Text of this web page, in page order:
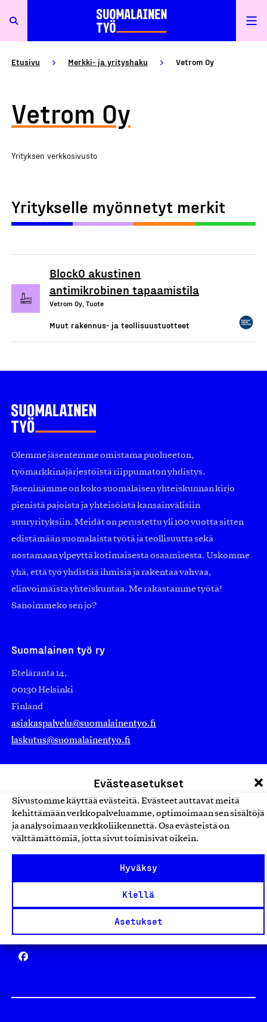
Evästeasetukset
Sivustomme käyttää evästeitä. Evästeet auttavat meitä
kehittämään verkkopalveluamme, optimoimaan sen sisältöjä
ja analysoimaan verkkoliikennettä. Osa evästeistä on
välttämättömiä, jotta sivut toimisivat oikein.
Hyväksy
Kiellä
Asetukset
Etusivu Merkki- ja yrityshaku Vetrom Oy
Vetrom Oy
Yrityksen verkkosivusto
Yritykselle myönnetyt merkit
BlockO akustinen
antimikrobinen tapaamistila
Vetrom Oy, Tuote
Muut rakennus- ja teollisuustuotteet
Olemme jäsentemme omistama puolueeton,
työmarkkinajärjestöistä riippumaton yhdistys.
Jäseninämme on koko suomalaisen yhteiskunnan kirjo
pienistä pajoista ja yhteisöistä kansainvälisiin
suuryrityksiin. Meidät on perustettu yli 100 vuotta sitten
edistämään suomalaista työtä ja teollisuutta sekä
nostamaan ylpeyttä kotimaisesta osaamisesta. Uskomme
yhä, että työ yhdistää ihmisiä ja rakentaa vahvaa,
elinvoimaista yhteiskuntaa. Me rakastamme työtä!
Sanoimmeko sen jo?
Suomalainen työ ry
Eteläranta 14,
00130 Helsinki
Finland
asiakaspalvelu@suomalainentyo.fi
laskutus@suomalainentyo.fi
Avainlippu
Yhteiskunnallinen Yritys -merkki